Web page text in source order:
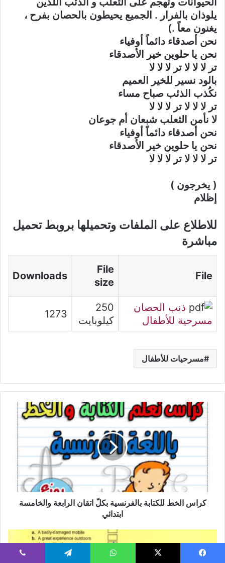
يلوذان بالفرار . الجميع يحيطون بالحصان بفرح ،
يغنون معاً .)
نحن أصدقاء دائماً أوفياء
نحن يا حلوين خير الأصدقاء
تر لا لا لا تر لا لا لا
بالود نسير للخير العميم
نكُذب الذئب صباح مساء
تر لا لا لا تر لا لا لا
لا نأمن الثعلب شبعان أم جوعان
نحن أصدقاء دائماً أوفياء
نحن يا حلوين خير الأصدقاء
تر لا لا لا تر لا لا لا
( يخرجون )
إظلام
للاطلاع على الملفات وتحميلها بروبط تحميل
مباشرة
File
File
size
Downloads
ذنب الحصان
مسرحية للأطفال
250
كيلوبايت
1273
مسرحيات للأطفال
كراس
الخط
للكتابة
بالفرنسية
بكلّ
اتقان
الرابعة
والخامسة
ابتدائي
كراس الخط للكتابة بالفرنسية بكلّ اتقان الرابعة والخامسة
ابتدائي
امتحان
شهادة